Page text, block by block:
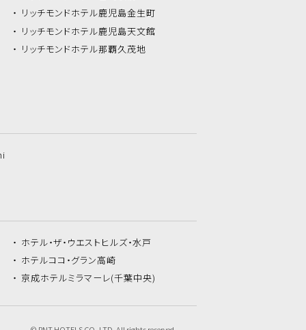
リッチモンドホテル鹿児島金生町
リッチモンドホテル鹿児島天文館
リッチモンドホテル那覇久茂地
ホテル・ザ・ ウエストヒルズ・水戸
ホテルココ・グラン高崎
京成ホテルミラマーレ(千葉中央)